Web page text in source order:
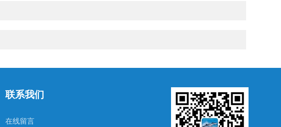
联系我们
在线留言